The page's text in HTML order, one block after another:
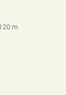
m